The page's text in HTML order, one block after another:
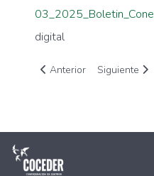
digital
Artículo anterior:
Anterior Artículo
Siguiente